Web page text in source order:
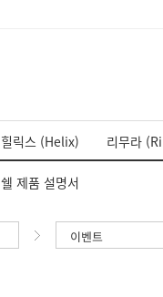
힐릭스 (Helix) 리무라
쉘 제품 설명서
이벤트